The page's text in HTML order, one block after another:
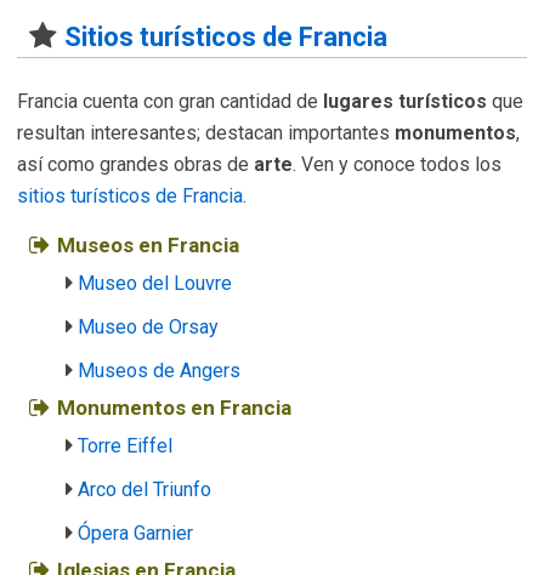
Sitios turísticos de Francia
Francia cuenta con gran cantidad de lugares turísticos que
resultan interesantes; destacan importantes monumentos,
así como grandes obras de arte. Ven y conoce todos los
sitios turísticos de Francia.
Museos en Francia
Museo del Louvre
Museo de Orsay
Museos de Angers
Monumentos en Francia
Torre Eiffel
Arco del Triunfo
Ópera Garnier
Iglesias en Francia